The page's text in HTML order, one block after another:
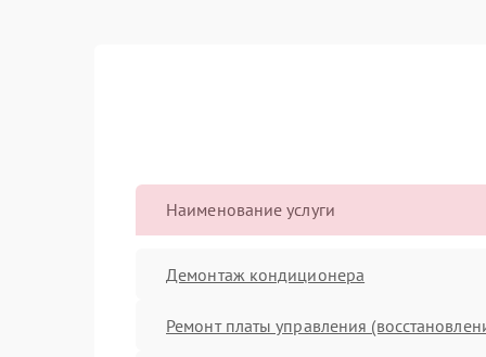
Наименование услуги
Демонтаж кондиционера
Ремонт платы управления